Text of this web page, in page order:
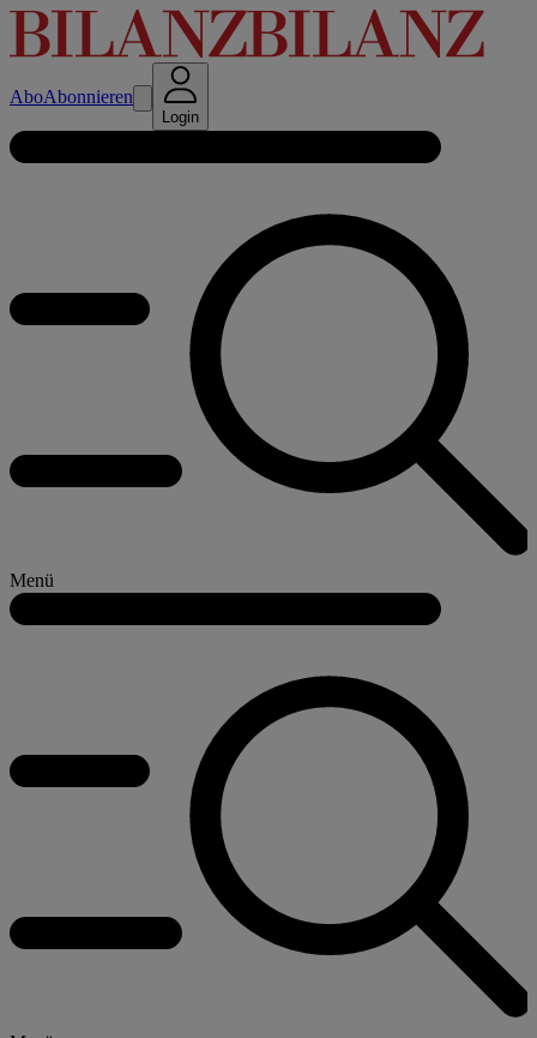
AboAbonnieren
Login
Menü